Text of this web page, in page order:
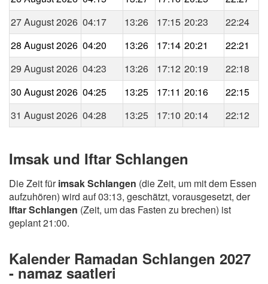
27 August 2026 04:17 13:26 17:15 20:23
22:24
28 August 2026 04:20 13:26 17:14 20:21
22:21
29 August 2026 04:23 13:26 17:12 20:19
22:18
30 August 2026 04:25 13:25 17:11 20:16
22:15
31 August 2026 04:28 13:25 17:10 20:14 22:12
Imsak und Iftar Schlangen
Die Zeit fürimsak Schlangen (die Zeit, um mit dem Essen
aufzuhören) wird auf 03:13, geschätzt, vorausgesetzt, der
Iftar Schlangen (Zeit, um das Fasten zu brechen) ist
geplant 21:00.
Kalender Ramadan Schlangen 2027
- namaz saatleri